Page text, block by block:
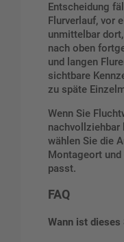
Entscheidung
Flurverlauf, vor
unmittelbar
nach oben
und langen
sichtbare
zu späte
Wenn Sie
nachvollziehbar
wählen Sie die
Montageort
passt.
FAQ
Wann ist